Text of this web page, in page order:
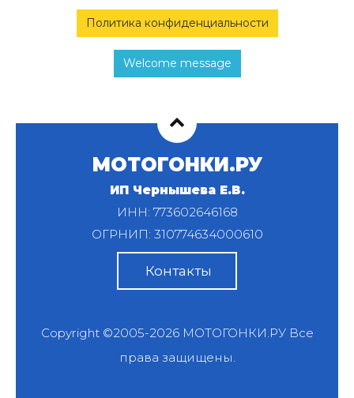
Политика конфиденциальности
Welcome message
МОТОГОНКИ.РУ
ИП Чернышева Е.В.
ИНН: 773602646168
ОГРНИП: 310774634000610
Контакты
Copyright ©2005-2026 МОТОГОНКИ.РУВсе
права защищены.